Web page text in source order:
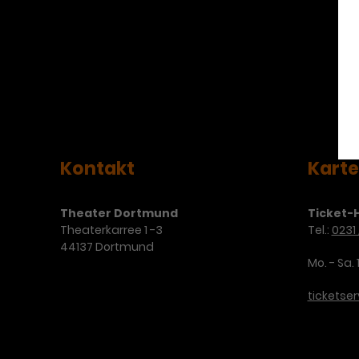
Kontakt
Theater Dortmund
Theaterkarree 1 -3
44137 Dortmund
Ticket-
Tel.:
Mo. - Sa.